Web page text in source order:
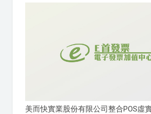
美而快實業股份有限公司整合POS虛